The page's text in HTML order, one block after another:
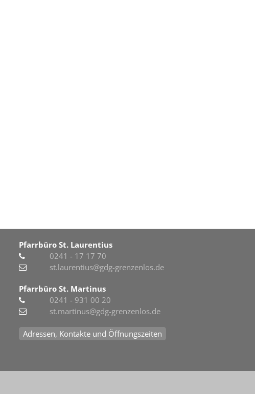
Pfarrbüro St. Laurentius
0241 - 17 17 70
st.laurentius@gdg-grenzenlos.de
Pfarrbüro St. Martinus
0241 - 931 00 20
st.martinus@gdg-grenzenlos.de
Adressen, Kontakte und Öffnungszeiten